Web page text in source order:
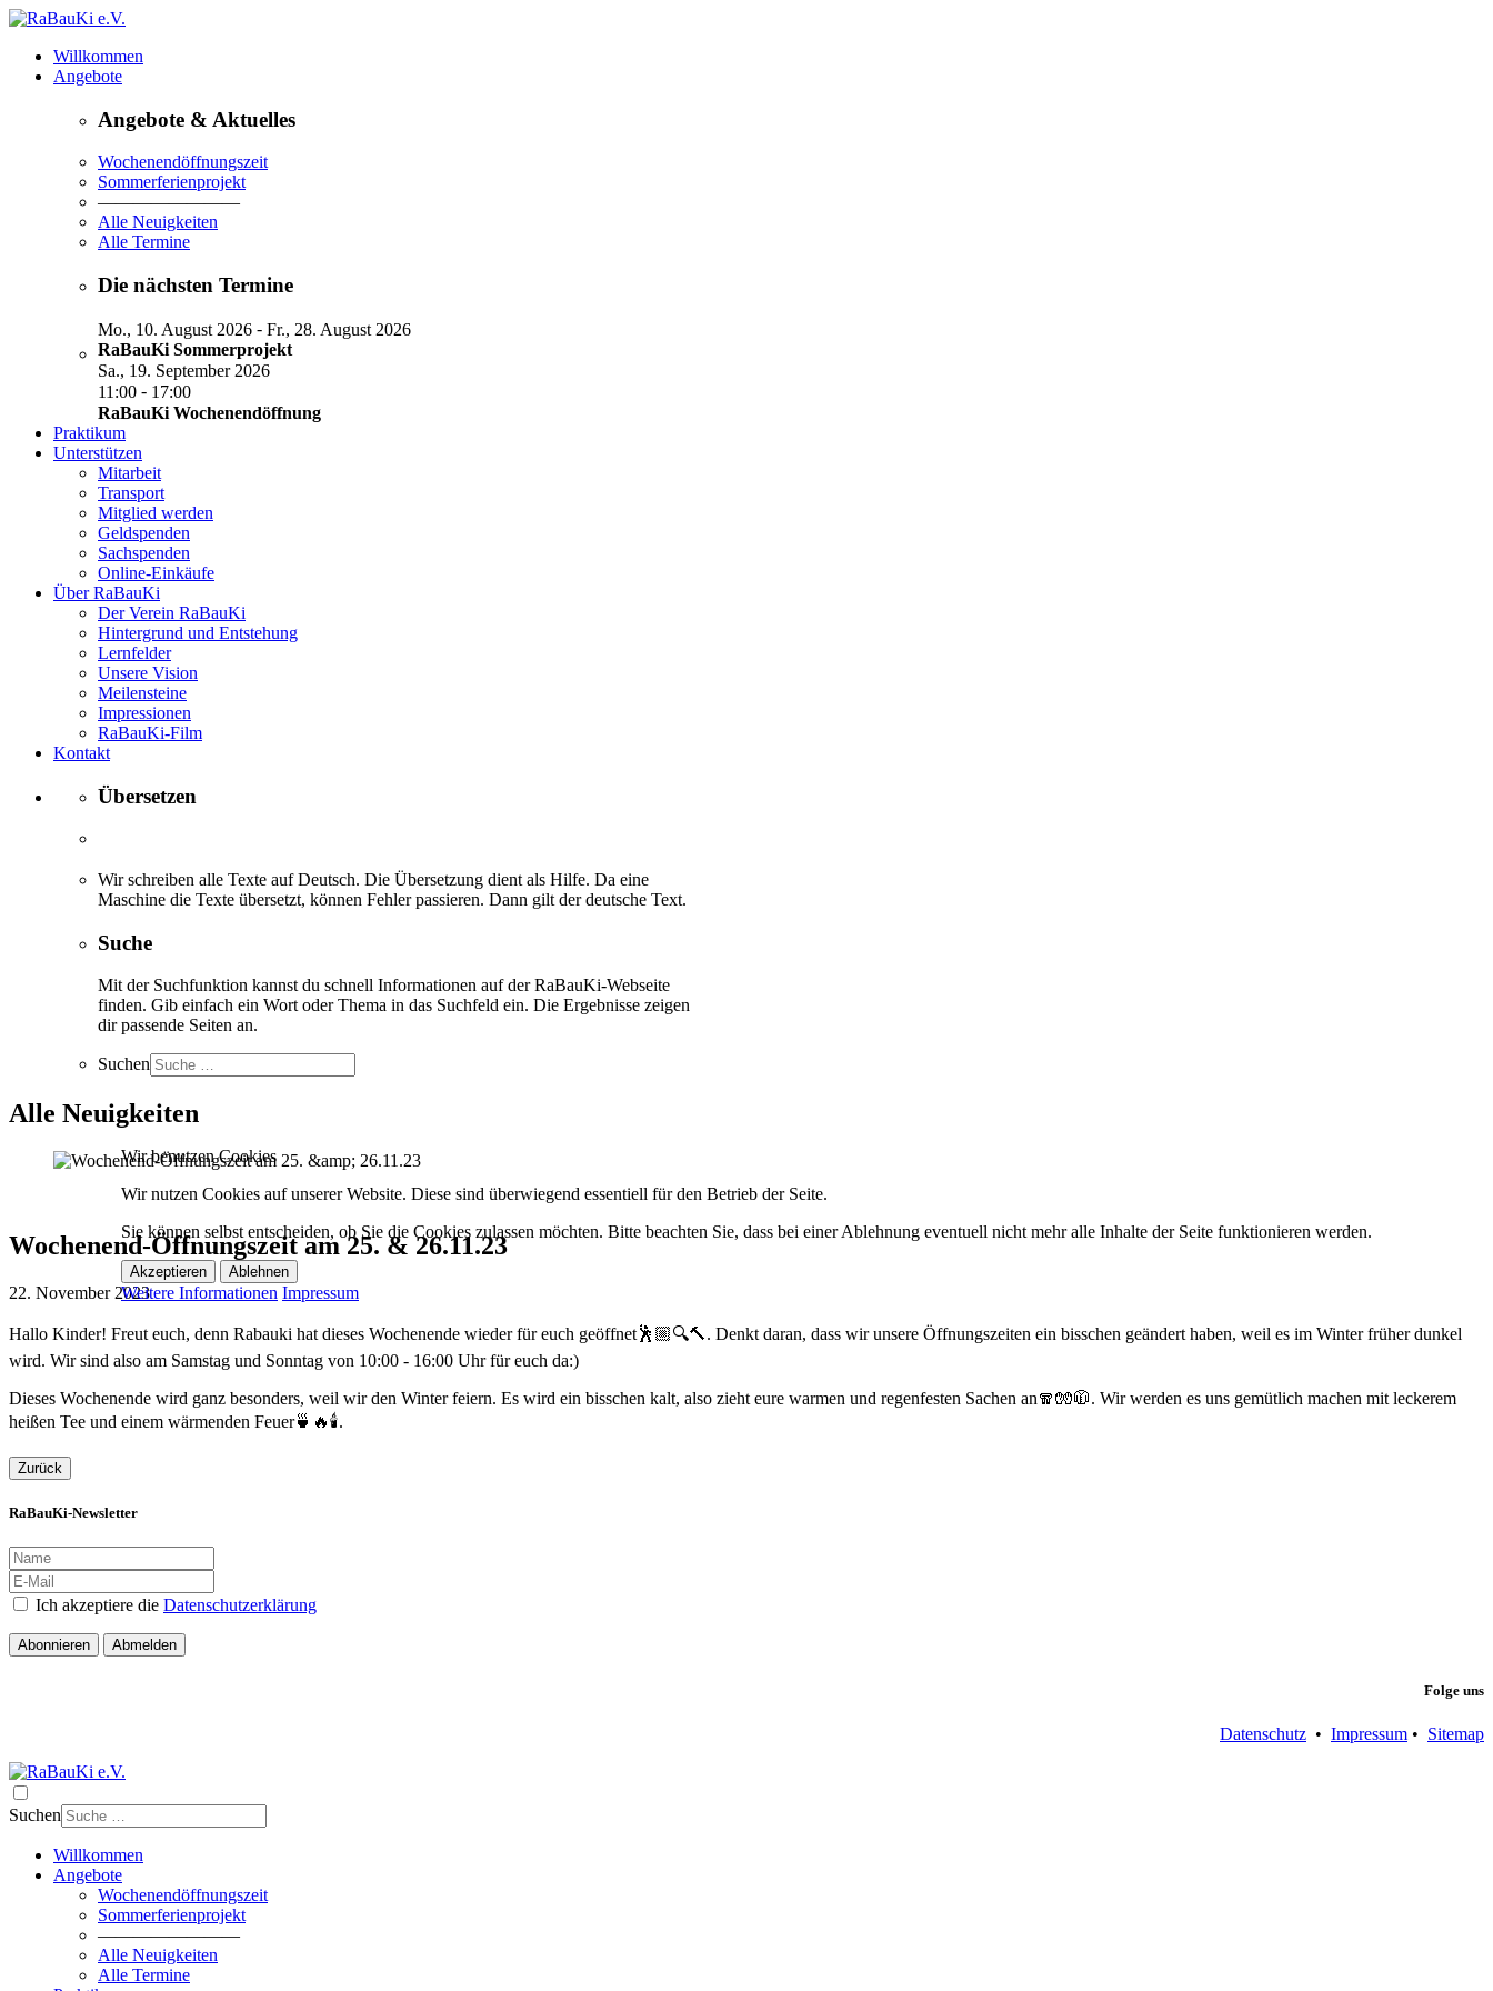
Willkommen
Angebote
Angebote & Aktuelles
Wochenendöffnungszeit
Sommerferienprojekt
————————
Alle Neuigkeiten
Alle Termine
Die nächsten Termine
Mo., 10. August 2026 - Fr., 28. August 2026
RaBauKi Sommerprojekt
Sa., 19. September 2026
11:00 - 17:00
RaBauKi Wochenendöffnung
Praktikum
Unterstützen
Mitarbeit
Transport
Mitglied werden
Geldspenden
Sachspenden
Online-Einkäufe
Über RaBauKi
Der Verein RaBauKi
Hintergrund und Entstehung
Lernfelder
Unsere Vision
Meilensteine
Impressionen
RaBauKi-Film
Kontakt
Übersetzen
Wir schreiben alle Texte auf Deutsch. Die Übersetzung dient als Hilfe. Da eine
Maschine die Texte übersetzt, können Fehler passieren. Dann gilt der deutsche Text.
Suche
Mit der Suchfunktion kannst du schnell Informationen auf der RaBauKi-Webseite
finden. Gib einfach ein Wort oder Thema in das Suchfeld ein. Die Ergebnisse zeigen
dir passende Seiten an.
Suchen
Alle Neuigkeiten
Wochenend-Öffnungszeit am 25. & 26.11.23
22. November 2023
Hallo Kinder! Freut euch, denn Rabauki hat dieses Wochenende wieder für euch geöffnet🕺🏼🔍🔨. Denkt daran, dass wir unsere Öffnungszeiten ein bisschen geändert haben, weil es im Winter früher dunkel
wird. Wir sind also am Samstag und Sonntag von 10:00 - 16:00 Uhr für euch da:)
Dieses Wochenende wird ganz besonders, weil wir den Winter feiern. Es wird ein bisschen kalt, also zieht eure warmen und regenfesten Sachen an🧣🧤🧥. Wir werden es uns gemütlich machen mit leckerem
heißen Tee und einem wärmenden Feuer🍵🔥🕯.
Zurück
RaBauKi-Newsletter
Ich akzeptiere die Datenschutzerklärung
Abonnieren Abmelden
Folge uns
Datenschutz • Impressum • Sitemap
Suchen
Willkommen
Angebote
Wochenendöffnungszeit
Sommerferienprojekt
————————
Alle Neuigkeiten
Alle Termine
Wir benutzen Cookies
Wir nutzen Cookies auf unserer Website. Diese sind überwiegend essentiell für den Betrieb der Seite.
Sie können selbst entscheiden, ob Sie die Cookies zulassen möchten. Bitte beachten Sie, dass bei einer Ablehnung eventuell nicht mehr alle Inhalte der Seite funktionieren werden.
Akzeptieren Ablehnen
Weitere Informationen Impressum